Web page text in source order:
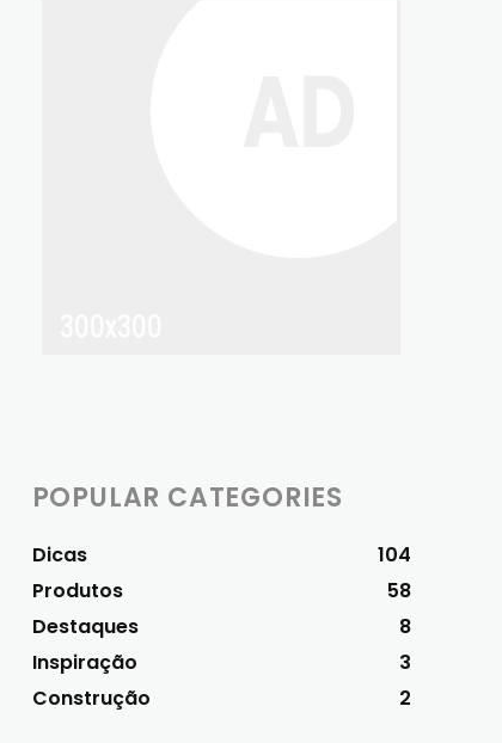
POPULAR CATEGORIES
Dicas
104
Produtos
58
Destaques
8
Inspiração
3
Construção
2